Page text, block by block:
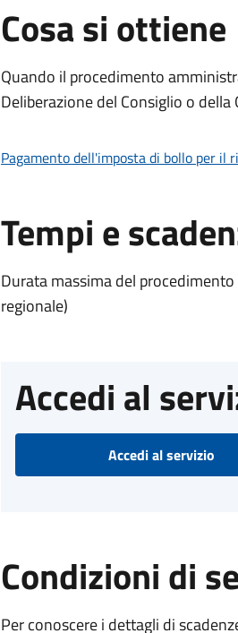
Cosa si ottiene
Quando il procedimento
Deliberazione del Consiglio o
Pagamento dell'imposta di bollo per il
Tempi e
Durata massima del
regionale)
Accedi al
Accedi al servizio
Condizioni di
Per conoscere i dettagli di